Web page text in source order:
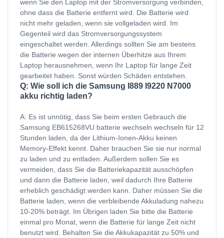
wenn Sie den Laptop mit der Stromversorgung verbinden,
ohne dass die Batterie entfernt wird. Die Batterie wird
nicht mehr geladen, wenn sie vollgeladen wird. Im
Gegenteil wird das Stromversorgungssystem
eingeschaltet werden. Allerdings sollten Sie am bestens
die Batterie wegen der internen Überhitze aus Ihrem
Laptop herausnehmen, wenn Ihr Laptop für lange Zeit
gearbeitet haben. Sonst würden Schäden entstehen.
Q: Wie soll ich die Samsung I889 I9220 N7000
akku richtig laden?
A: Es ist unnötig, dass Sie beim ersten Gebrauch die
Samsung EB615268VU batterie wechseln wechseln für 12
Stunden laden, da der Lithium-Ionen-Akku keinen
Memory-Effekt kennt. Daher brauchen Sie sie nur normal
zu laden und zu entladen. Außerdem sollen Sie es
vermeiden, dass Sie die Batteriekapazität ausschöpfen
und dann die Batterie laden, weil dadurch Ihre Batterie
erheblich geschädigt werden kann. Daher müssen Sie die
Batterie laden, wenn die verbleibende Akkuladung nahezu
10-20% beträgt. Im Übrigen laden Sie bitte die Batterie
einmal pro Monat, wenn die Batterie für lange Zeit nicht
benutzt wird. Behalten Sie die Akkukapazität zu 50% und